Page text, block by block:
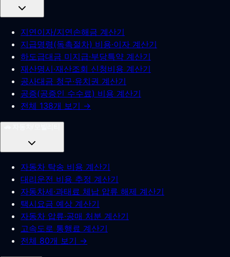
지연이자/지연손해금 계산기
지급명령(독촉절차) 비용·이자 계산기
하도급대금 미지급·부당특약 계산기
재산명시·재산조회 신청비용 계산기
공사대금 청구·유치권 계산기
공증(공증인 수수료) 비용 계산기
전체 138개 보기 →
자동차 탁송 비용 계산기
대리운전 비용 추정 계산기
자동차세·과태료 체납 압류 해제 계산기
택시요금 예상 계산기
자동차 압류·공매 처분 계산기
고속도로 통행료 계산기
전체 80개 보기 →